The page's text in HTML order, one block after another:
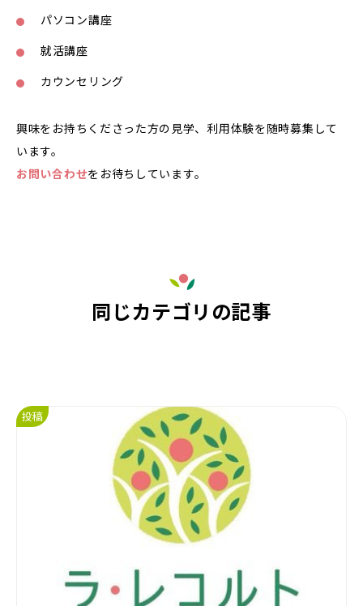
パソコン講座
就活講座
カウンセリング
興味をお持ちくださった方の見学、利用体験を随時募集して
います。
お問い合わせをお待ちしています。
同じカテゴリの記事
投稿